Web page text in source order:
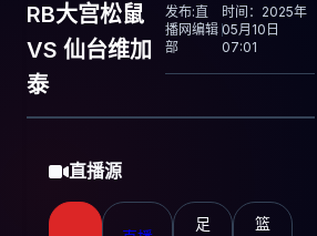
RB大宫松鼠
VS 仙台维加
泰
发布:直
播网编辑
部
时间：2025年
05月10日
07:01
直播源
足
篮